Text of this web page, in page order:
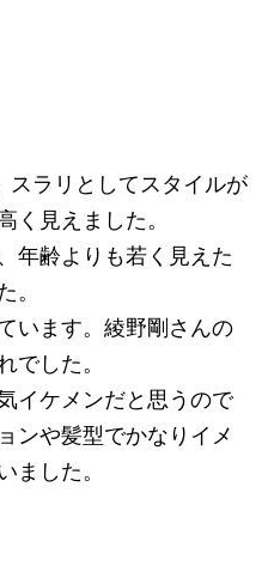
スラリとしてスタイルが
く見えました。
年齢よりも若く見えた
。
います。綾野剛さんの
でした。
イケメンだと思うので
ンや髪型でかなりイメ
ました。